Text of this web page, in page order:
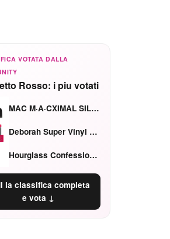
VOTATA DALLA
Rosso: i piu votati
MAC M·A·CXIMAL SILKY MATTE Red Rock mat
Deborah Super Vinyl Shake Rosa Ciliegia
Hourglass Confession Ricaricabile Ultra Preciso Ad Alta Intensità Secretly Classic Red
la classifica completa
e vota ↓